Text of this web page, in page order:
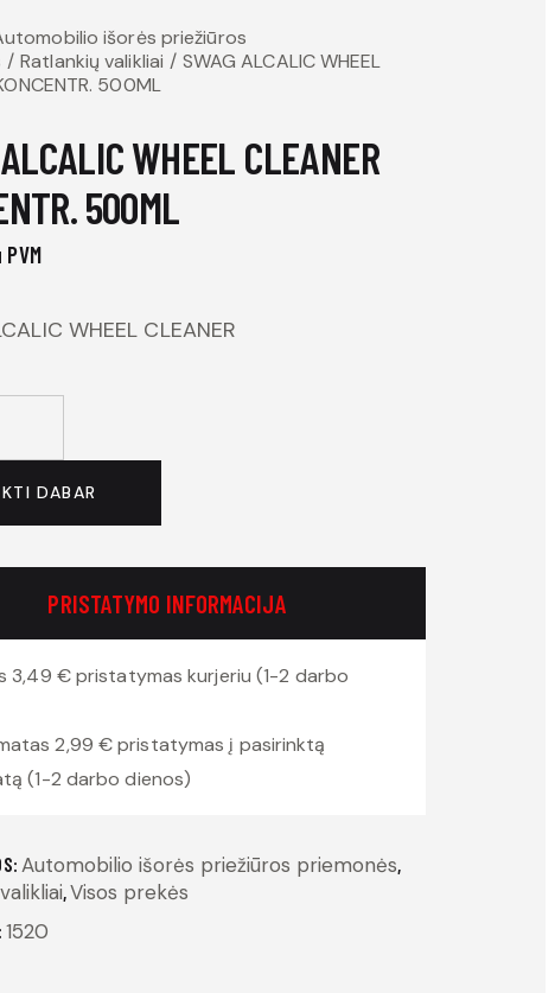
išorės priežiūros
Ratlankių valikliai
SWAG ALCALIC WHEEL
500ML
WHEEL CLEANER
500ML
PVM
WHEEL CLEANER
DABAR
PRISTATYMO INFORMACIJA
3,49 € pristatymas kurjeriu (1-2 darbo
2,99 € pristatymas į pasirinktą
(1-2 darbo dienos)
Automobilio išorės priežiūros priemonės,
,Visos prekės
1520